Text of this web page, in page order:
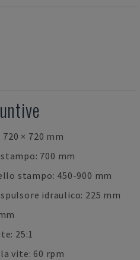
× 720 mm
700 mm
stampo: 450-900 mm
idraulico: 225 mm
25:1
vite: 60 rpm